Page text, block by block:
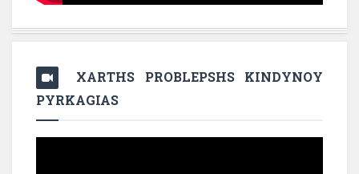
XARTHS PROBLEPSHS KINDYNOY
PYRKAGIAS